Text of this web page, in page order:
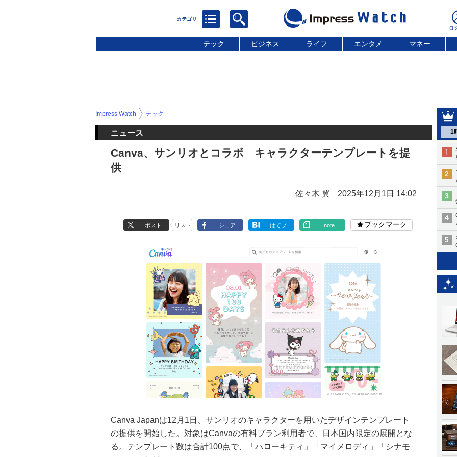
テック ビジネス ライフ エンタメ マネー
1
Impress Watch テック
ニュース
Canva、サンリオとコラボ キャラクターテンプレートを提
供
佐々木 翼 2025年12月1日 14:02
ポスト リスト シェア はてブ note ブックマーク
Canva Japanは12月1日、サンリオのキャラクターを用いたデザインテンプレート
の提供を開始した。対象はCanvaの有料プラン利用者で、日本国内限定の展開とな
る。テンプレート数は合計100点で、「ハローキティ」「マイメロディ」「シナモ